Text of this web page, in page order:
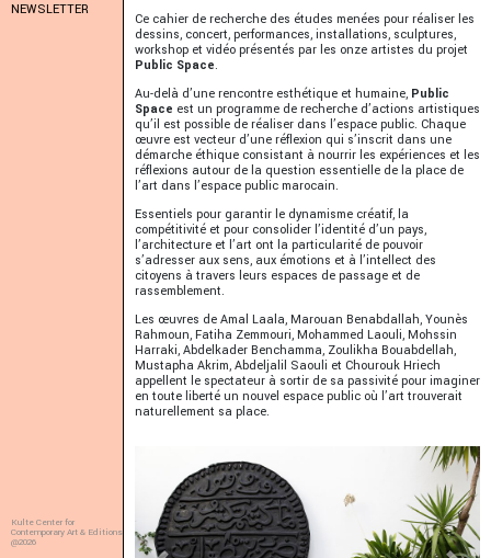
NEWSLETTER
Kulte Center for
Contemporary Art & Editions
@2026
Ce cahier de recherche des études menées pour réaliser les
dessins, concert, performances, installations, sculptures,
workshop et vidéo présentés par les onze artistes du projet
Public Space.
Au-delà d’une rencontre esthétique et humaine, Public
Space est un programme de recherche d’actions artistiques
qu’il est possible de réaliser dans l’espace public. Chaque
œuvre est vecteur d’une réflexion qui s’inscrit dans une
démarche éthique consistant à nourrir les expériences et les
réflexions autour de la question essentielle de la place de
l’art dans l’espace public marocain.
Essentiels pour garantir le dynamisme créatif, la
compétitivité et pour consolider l’identité d’un pays,
l’architecture et l’art ont la particularité de pouvoir
s’adresser aux sens, aux émotions et à l’intellect des
citoyens à travers leurs espaces de passage et de
rassemblement.
Les œuvres de Amal Laala, Marouan Benabdallah, Younès
Rahmoun, Fatiha Zemmouri, Mohammed Laouli, Mohssin
Harraki, Abdelkader Benchamma, Zoulikha Bouabdellah,
Mustapha Akrim, Abdeljalil Saouli et Chourouk Hriech
appellent le spectateur à sortir de sa passivité pour imaginer
en toute liberté un nouvel espace public où l’art trouverait
naturellement sa place.